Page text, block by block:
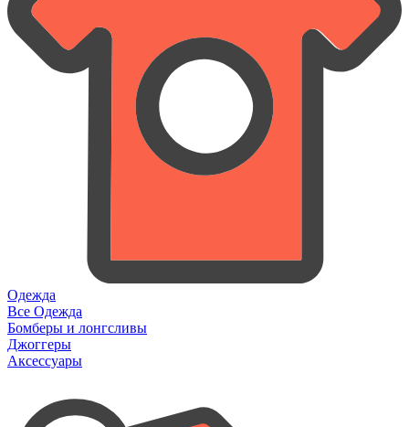
Одежда
Все Одежда
Бомберы и лонгсливы
Джоггеры
Аксессуары